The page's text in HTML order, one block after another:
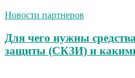
Новости партнеров
Для чего нужны
защиты (СКЗИ) и